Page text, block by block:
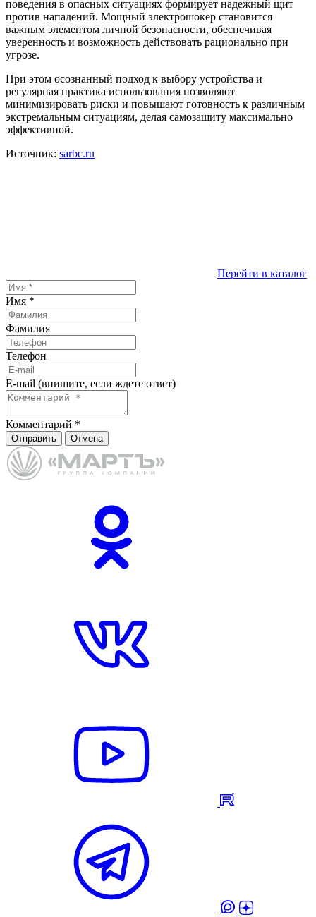
поведения в опасных ситуациях формирует надежный щит
против нападений. Мощный электрошокер становится
важным элементом личной безопасности, обеспечивая
уверенность и возможность действовать рационально при
угрозе.
При этом осознанный подход к выбору устройства и
регулярная практика использования позволяют
минимизировать риски и повышают готовность к различным
экстремальным ситуациям, делая самозащиту максимально
эффективной.
Источник: sarbc.ru
Перейти в каталог
Имя *
Фамилия
Телефон
E-mail (впишите, если ждете ответ)
Комментарий *
Отправить Отмена